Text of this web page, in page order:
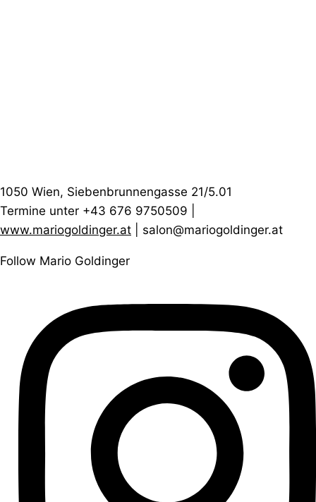
1050 Wien, Siebenbrunnengasse 21/5.01
Termine unter +43 676 9750509 |
www.mariogoldinger.at | salon@mariogoldinger.at
Follow Mario Goldinger